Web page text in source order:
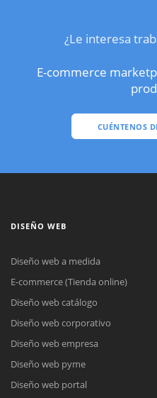
¿Le interesa
E-commerce
CUÉNTENOS
DISEÑO WEB
Diseño web a medida
E-commerce (Tienda online)
Diseño web catálogo
Diseño web corporativo
Diseño web empresa
Diseño web pyme
Diseño web portal